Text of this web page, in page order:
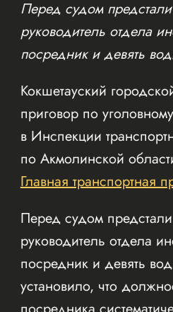
Перед судом
руководитель отдела
посредник и девять
Кокшетауский
приговор по
в Инспекции
по Акмолинской
Главная транспортная
Перед судом
руководитель отдела
посредник и девять
установило, что